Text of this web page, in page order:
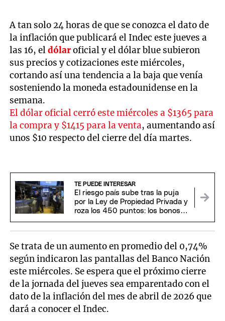
A tan solo 24 horas de que se conozca el dato de
la inflación que publicará el Indec este jueves a
las 16, eldólaroficial y el dólar blue subieron
sus precios y cotizaciones este miércoles,
cortando así una tendencia a la baja que venía
sosteniendo la moneda estadounidense en la
semana.
El dólar oficial cerró este miércoles a $1365 para
la compra y $1415 para la venta, aumentando así
unos $10 respecto del cierre del día martes.
TE PUEDE INTERESAR
El riesgo país sube tras la puja
por la Ley de Propiedad Privada y
roza los 450 puntos: los bonos
Se trata de un aumento en promedio del 0,74%
según indicaron las pantallas del Banco Nación
este miércoles. Se espera que el próximo cierre
de la jornada del jueves sea emparentado con el
dato de la inflación del mes de abril de 2026 que
dará a conocer el Indec.